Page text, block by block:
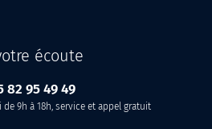
écoute
82 95 49 49
9h à 18h, service et appel gratuit